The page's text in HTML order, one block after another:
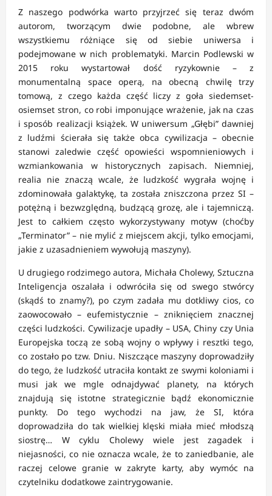
Z naszego podwórka warto przyjrzeć się teraz dwóm
autorom, tworzącym dwie podobne, ale wbrew
wszystkiemu różniące się od siebie uniwersa i
podejmowane w nich problematyki. Marcin Podlewski w
2015 roku wystartował dość ryzykownie – z
monumentalną space operą, na obecną chwilę trzy
tomową, z czego każda część liczy z goła siedemset-
osiemset stron, co robi imponujące wrażenie, jak na czas
i sposób realizacji książek. W uniwersum „Głębi” dawniej
z ludźmi ścierała się także obca cywilizacja – obecnie
stanowi zaledwie część opowieści wspomnieniowych i
wzmiankowania w historycznych zapisach. Niemniej,
realia nie znaczą wcale, że ludzkość wygrała wojnę i
zdominowała galaktykę, ta została zniszczona przez SI –
potężną i bezwzględną, budzącą grozę, ale i tajemniczą.
Jest to całkiem często wykorzystywany motyw (choćby
„Terminator” – nie mylić z miejscem akcji, tylko emocjami,
jakie z uzasadnieniem wywołują maszyny).
U drugiego rodzimego autora, Michała Cholewy, Sztuczna
Inteligencja oszalała i odwróciła się od swego stwórcy
(skądś to znamy?), po czym zadała mu dotkliwy cios, co
zaowocowało – eufemistycznie – zniknięciem znacznej
części ludzkości. Cywilizacje upadły – USA, Chiny czy Unia
Europejska toczą ze sobą wojny o wpływy i resztki tego,
co zostało po tzw. Dniu. Niszczące maszyny doprowadziły
do tego, że ludzkość utraciła kontakt ze swymi koloniami i
musi jak we mgle odnajdywać planety, na których
znajdują się istotne strategicznie bądź ekonomicznie
punkty. Do tego wychodzi na jaw, że SI, która
doprowadziła do tak wielkiej klęski miała mieć młodszą
siostrę… W cyklu Cholewy wiele jest zagadek i
niejasności, co nie oznacza wcale, że to zaniedbanie, ale
raczej celowe granie w zakryte karty, aby wymóc na
czytelniku dodatkowe zaintrygowanie.